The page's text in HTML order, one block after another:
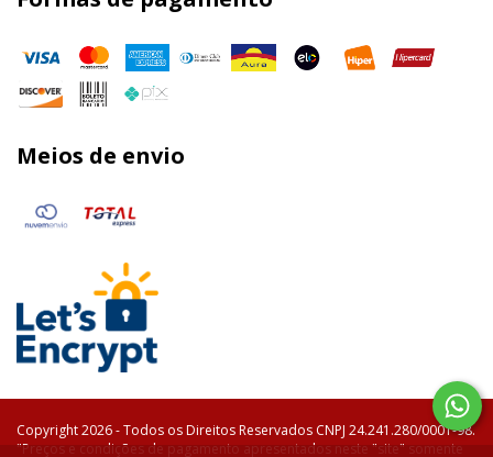
Meios de envio
Copyright 2026 - Todos os Direitos Reservados CNPJ 24.241.280/0001-98.
"Preços e condições de pagamento apresentados neste "site" somente